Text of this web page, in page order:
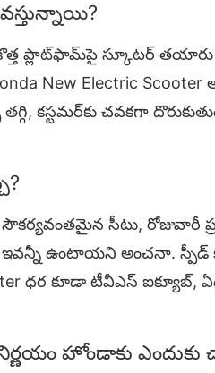
ప్లాట్‌ఫామ్‌పై స్కూటర్ తయారు
New Electric
కస్టమర్‌కు చవకగా
సౌకర్యవంతమైన సీటు, రోజువారీ
ఇవన్నీ ఉంటాయని అంచనా. స్పీడ్
ధర కూడా టీవీఎస్
హోండాకు